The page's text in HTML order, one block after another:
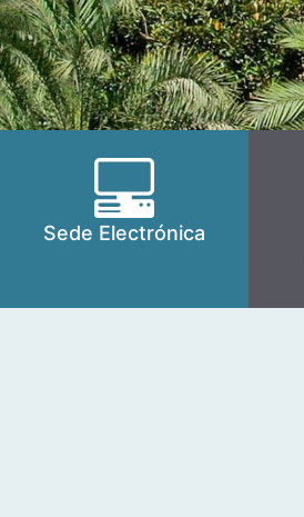
Sede Electrónica